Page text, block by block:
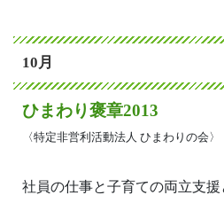
10月
ひまわり褒章2013
〈特定非営利活動法人 ひまわりの会〉
社員の仕事と子育ての両立支